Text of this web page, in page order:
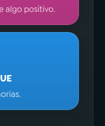
algo positivo.